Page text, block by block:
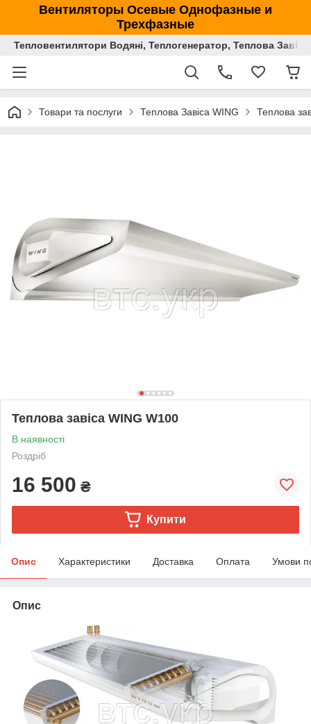
Вентиляторы Осевые Однофазные и
Трехфазные
Тепловентилятори Водяні, Теплогенератор, Теплова
Товари та послуги Теплова Завіса WING Теплова
Теплова завіса WING W100
В наявності
Роздріб
16 500 ₴
Купити
Опис Характеристики Доставка Оплата Умови
Опис